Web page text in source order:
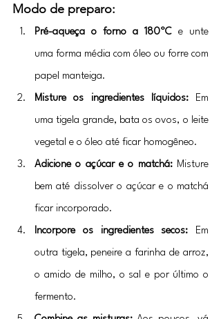
Modo de preparo:
Pré-aqueça o forno a 180ºC e unte
uma forma média com óleo ou forre com
papel manteiga.
Misture os ingredientes líquidos: Em
uma tigela grande, bata os ovos, o leite
vegetal e o óleo até ficar homogêneo.
Adicione o açúcar e o matchá: Misture
bem até dissolver o açúcar e o matchá
ficar incorporado.
Incorpore os ingredientes secos: Em
outra tigela, peneire a farinha de arroz,
o amido de milho, o sal e por último o
fermento.